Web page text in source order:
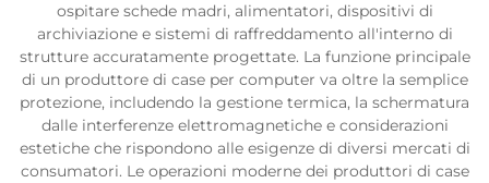
ospitare schede madri, alimentatori, dispositivi di
archiviazione e sistemi di raffreddamento all'interno di
strutture accuratamente progettate. La funzione principale
di un produttore di case per computer va oltre la semplice
protezione, includendo la gestione termica, la schermatura
dalle interferenze elettromagnetiche e considerazioni
estetiche che rispondono alle esigenze di diversi mercati di
consumatori. Le operazioni moderne dei produttori di case